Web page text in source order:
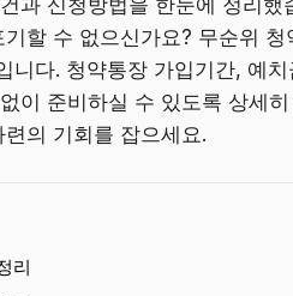
과 신청방법을 한눈에 정리
할 수 없으신가요? 무순위
니다. 청약통장 가입기간, 예
이 준비하실 수 있도록 상세
의 기회를 잡으세요.
리